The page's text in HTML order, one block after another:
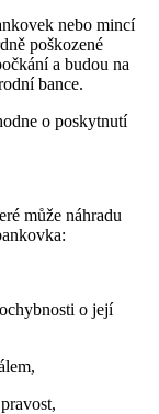
nebo mincí
poškozené
a budou na
bance.
o poskytnutí
může náhradu
o její